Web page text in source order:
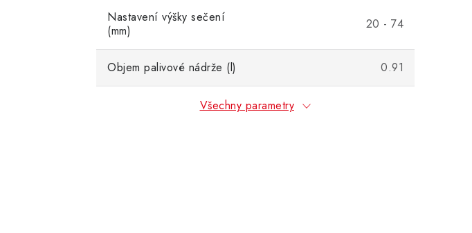
Nastavení výšky sečení
(mm)
20 - 74
Objem palivové nádrže (l) 0.91
Všechny parametry